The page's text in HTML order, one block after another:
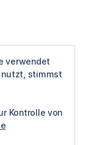
verwendet
nutzt, stimmst
Kontrolle von